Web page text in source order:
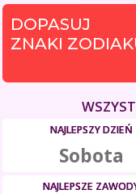
DOPASUJ
ZNAKI
NAJLEPSZY DZIEŃ
Sobota
NAJLEPSZE